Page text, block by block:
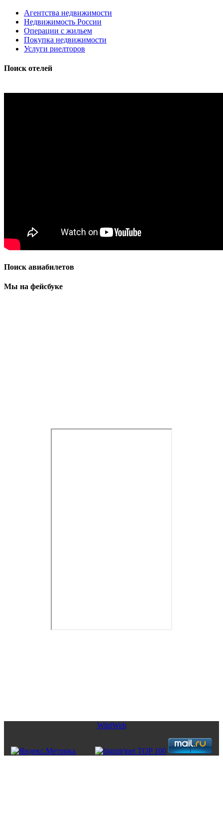
Агентства недвижимости
Недвижимость России
Операции с жильем
Покупка недвижимости
Услуги риелторов
Поиск отелей
Поиск авиабилетов
Мы на фейсбуке
WildWeb